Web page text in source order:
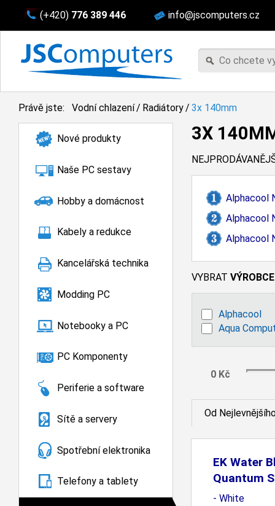
(+420) 776 389 446 info@jscomputers.cz
Právě jste: Vodní chlazení/ Radiátory/ 3x 140mm
Nové produkty
Naše PC sestavy
Hobby a domácnost
Kabely a redukce
Kancelářská technika
Modding PC
Notebooky a PC
PC Komponenty
Periferie a software
Sítě a servery
Spotřební elektronika
Telefony a tablety
3X
Alphacool
Alphacool
Alphacool
VYBRAT VÝROBCE
Alphacool
Aqua
Od
EK Water
Quantum
- White